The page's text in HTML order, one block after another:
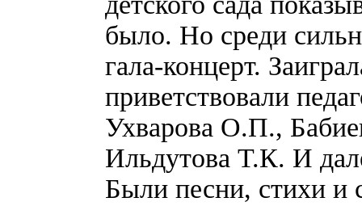
было. Но среди
гала-концерт.
приветствовали
Ухварова О.П.,
Ильдутова Т.К. И
Были песни, стихи и